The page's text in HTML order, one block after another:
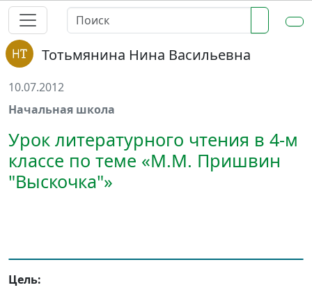
Тотьмянина Нина Васильевна
10.07.2012
Начальная школа
Урок литературного чтения в 4-м
классе по теме «М.М. Пришвин
"Выскочка"»
Цель: